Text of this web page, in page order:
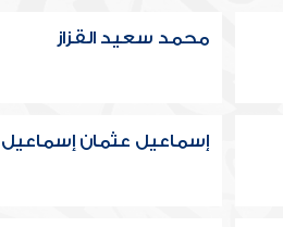
محمد سعيد القزاز
إسماعيل عثمان إسماعيل